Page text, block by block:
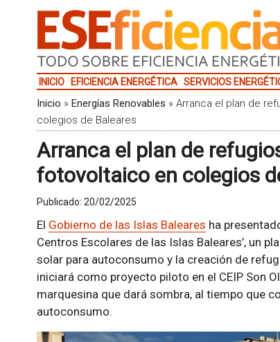
INICIO EFICIENCIA ENERGÉTICA SERVICIOS
Inicio » Energías Renovables » Arranca el plan de
colegios de Baleares
Arranca el plan de
fotovoltaico en colegios
Publicado: 20/02/2025
El Gobierno de las Islas Baleares ha
Centros Escolares de las Islas Baleares’, un
solar para autoconsumo y la creación de
iniciará como proyecto piloto en el CEIP Son
marquesina que dará sombra, al tiempo que
autoconsumo.